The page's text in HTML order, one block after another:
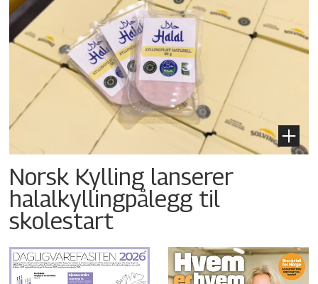
Norsk Kylling lanserer
halalkyllingpålegg til
skolestart